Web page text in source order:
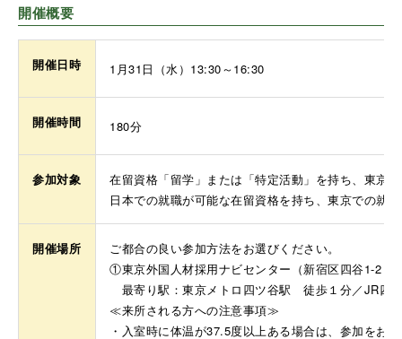
開催概要
開催日時 1月31日（水）13:30～16:30
開催時間 180分
参加対象
在留資格「留学」または「特定活動」を持ち、東京
日本での就職が可能な在留資格を持ち、東京での就
開催場所
ご都合の良い参加方法をお選びください。
①東京外国人材採用ナビセンター（新宿区四谷1-2
最寄り駅：東京メトロ四ツ谷駅 徒歩１分／JR四
≪来所される方への注意事項≫
・入室時に体温が37.5度以上ある場合は、参加をお